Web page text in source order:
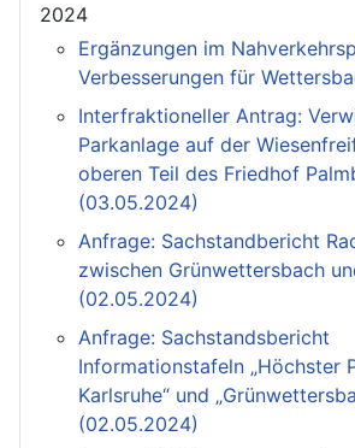
2024
Ergänzungen im
Verbesserungen für
Interfraktioneller Antrag:
Parkanlage auf der
oberen Teil des Friedhof
(03.05.2024)
Anfrage: Sachstandbericht
zwischen Grünwettersbach
(02.05.2024)
Anfrage: Sachstandsbericht
Informationstafeln „Höchster
Karlsruhe“ und
(02.05.2024)